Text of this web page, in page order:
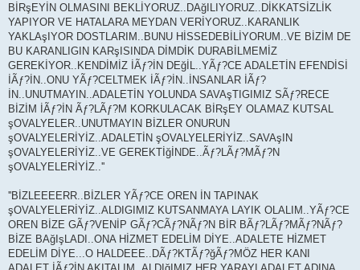
BİRşEYİN OLMASINI BEKLİYORUZ..DAğILIYORUZ..DİKKATSİZLİK
YAPIYOR VE HATALARA MEYDAN VERİYORUZ..KARANLIK
YAKLAşIYOR DOSTLARIM..BUNU HİSSEDEBİLİYORUM..VE BİZİM DE
BU KARANLIGIN KARşISINDA DİMDİK DURABİLMEMİZ
GEREKİYOR..KENDİMİZ İÃƒ?İN DEğİL..YÃƒ?CE ADALETİN EFENDİSİ
İÃƒ?İN..ONU YÃƒ?CELTMEK İÃƒ?İN..İNSANLAR İÃƒ?
İN..UNUTMAYIN..ADALETİN YOLUNDA SAVAşTIGIMIZ SÃƒ?RECE
BİZİM İÃƒ?İN Ãƒ?LÃƒ?M KORKULACAK BİRşEY OLAMAZ KUTSAL
şOVALYELER..UNUTMAYIN BİZLER ONURUN
şOVALYELERİYİZ..ADALETİN şOVALYELERİYİZ..SAVAşIN
şOVALYELERİYİZ..VE GEREKTİğİNDE..Ãƒ?LÃƒ?MÃƒ?N
şOVALYELERİYİZ..''
''BİZLEEEERR..BİZLER YÃƒ?CE OREN İN TAPINAK
şOVALYELERİYİZ..ALDIGIMIZ KUTSANMAYA LAYIK OLALIM..YÃƒ?CE
OREN BİZE GÃƒ?VENİP GÃƒ?CÃƒ?NÃƒ?N BİR BÃƒ?LÃƒ?MÃƒ?NÃƒ?
BİZE BAğIşLADI..ONA HİZMET EDELİM DİYE..ADALETE HİZMET
EDELİM DİYE...O HALDEEE..DÃƒ?KTÃƒ?ğÃƒ?MÖZ HER KANI